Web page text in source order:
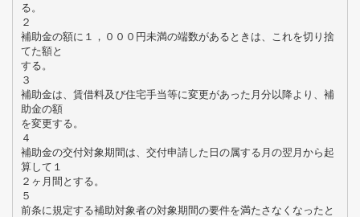
る。
２
補助金の額に１，０００円未満の端数があるときは、これを切り捨
てた額と
する。
３
補助金は、賃借料及び住宅手当等に変更があった月分以降より、補
助金の額
を変更する。
４
補助金の交付対象期間は、交付申請した日の属する月の翌月から起
算して１
２ヶ月間とする。
５
前条に規定する補助対象者の対象期間の要件を満たさなくなったと